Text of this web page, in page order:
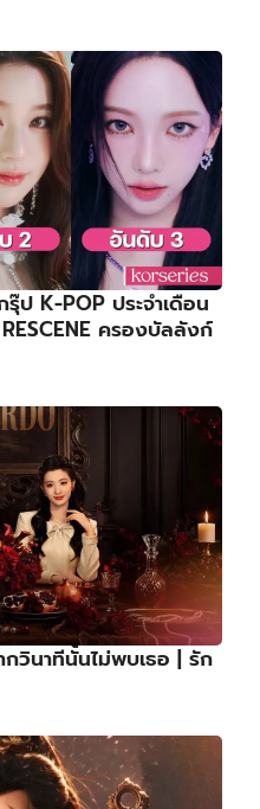
ป K-POP ประจำเดือน
ครองบัลลังก์
วินาทีนั้นไม่พบเธอ | รัก